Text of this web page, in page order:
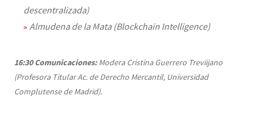
descentralizada)
Almudena de la Mata (Blockchain Intelligence)
16:30 Comunicaciones:Modera Cristina Guerrero Treviijano
(Profesora Titular Ac. de Derecho Mercantil, Universidad
Complutense de Madrid).